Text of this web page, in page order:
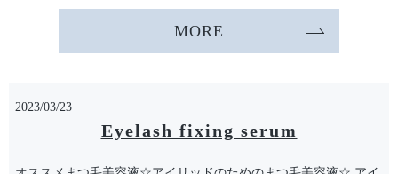
MORE
2023/03/23
Eyelash fixing serum